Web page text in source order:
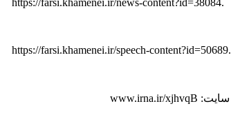
https://farsi.khamenei.ir/speech-content?id=50689.